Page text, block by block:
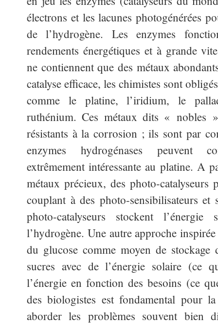
électrons et les lacunes photogénérées
de l’hydrogène. Les enzymes
rendements énergétiques et à grande
ne contiennent que des métaux
catalyse efficace, les chimistes sont
comme le platine, l’iridium, le
ruthénium. Ces métaux dits « nobles
résistants à la corrosion ; ils sont par
enzymes hydrogénases peuvent
extrêmement intéressante au platine. A
métaux précieux, des photo-catalyseurs
couplant à des photo-sensibilisateurs
photo-catalyseurs stockent
l’hydrogène. Une autre approche
du glucose comme moyen de
sucres avec de l’énergie solaire (ce
l’énergie en fonction des besoins (ce
des biologistes est fondamental pour
aborder les problèmes souvent bien